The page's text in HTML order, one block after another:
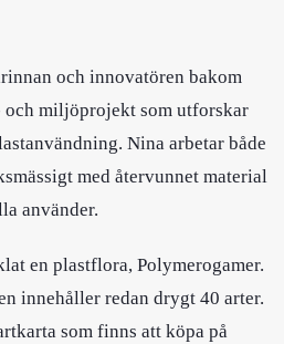
och innovatören bakom
och miljöprojekt som utforskar
Nina arbetar både
med återvunnet material
använder.
en plastflora, Polymerogamer.
innehåller redan drygt 40 arter.
som finns att köpa på